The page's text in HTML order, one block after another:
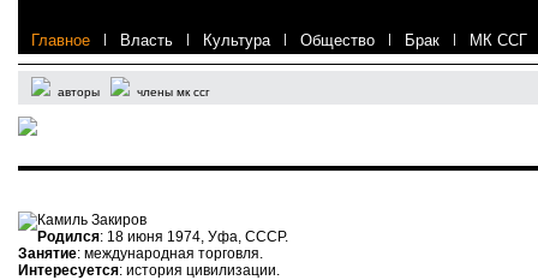
Главное | Власть | Культура | Общество | Брак | МК ССГ
авторы члены мк ссг
Камиль Закиров
Родился: 18 июня 1974, Уфа, СССР.
Занятие: международная торговля.
Интересуется: история цивилизации.